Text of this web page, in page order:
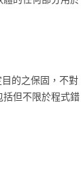
的之保固，不對
括但不限於程式錯